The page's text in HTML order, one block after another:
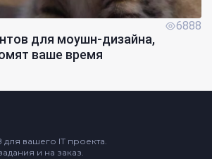
6888
для моушн-дизайна,
ваше время
для вашего IT проекта.
и на заказ.